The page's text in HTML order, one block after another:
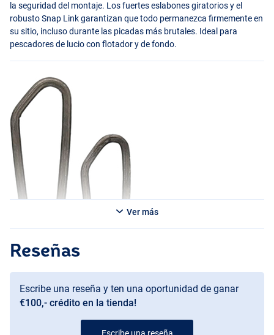
la seguridad del montaje. Los fuertes eslabones giratorios y el
robusto Snap Link garantizan que todo permanezca firmemente en
su sitio, incluso durante las picadas más brutales. Ideal para
pescadores de lucio con flotador y de fondo.
Ver más
Reseñas
Escribe una reseña y ten una oportunidad de ganar
€100,- crédito en la tienda!
Escribe una reseña